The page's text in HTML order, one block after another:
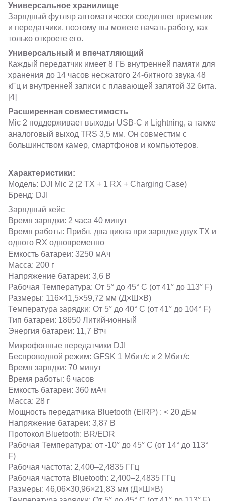
Универсальное хранилище
Зарядный футляр автоматически соединяет приемник
и передатчики, поэтому вы можете начать работу, как
только откроете его.
Универсальный и впечатляющий
Каждый передатчик имеет 8 ГБ внутренней памяти для
хранения до 14 часов несжатого 24-битного звука 48
кГц и внутренней записи с плавающей запятой 32 бита.
[4]
Расширенная совместимость
Mic 2 поддерживает выходы USB-C и Lightning, а также
аналоговый выход TRS 3,5 мм. Он совместим с
большинством камер, смартфонов и компьютеров.
Характеристики:
Модель: DJI Mic 2 (2 TX + 1 RX + Charging Case)
Бренд: DJI
Зарядный кейс
Время зарядки: 2 часа 40 минут
Время работы: Прибл. два цикла при зарядке двух TX и
одного RX одновременно
Емкость батареи: 3250 мАч
Масса: 200 г
Напряжение батареи: 3,6 В
Рабочая Температура: От 5° до 45° C (от 41° до 113° F)
Размеры: 116×41,5×59,72 мм (Д×Ш×В)
Температура зарядки: От 5° до 40° C (от 41° до 104° F)
Тип батареи: 18650 Литий-ионный
Энергия батареи: 11,7 Втч
Микрофонные передатчики DJI
Беспроводной режим: GFSK 1 Мбит/с и 2 Мбит/с
Время зарядки: 70 минут
Время работы: 6 часов
Емкость батареи: 360 мАч
Масса: 28 г
Мощность передатчика Bluetooth (EIRP) : < 20 дБм
Напряжение батареи: 3,87 В
Протокол Bluetooth: BR/EDR
Рабочая Температура: от -10° до 45° C (от 14° до 113°
F)
Рабочая частота: 2,400–2,4835 ГГц
Рабочая частота Bluetooth: 2,400–2,4835 ГГц
Размеры: 46,06×30,96×21,83 мм (Д×Ш×В)